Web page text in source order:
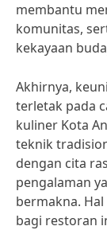
membantu
komunitas,
kekayaan
Akhirnya,
terletak pada
kuliner Kota
teknik
dengan cita
pengalaman
bermakna.
bagi restoran